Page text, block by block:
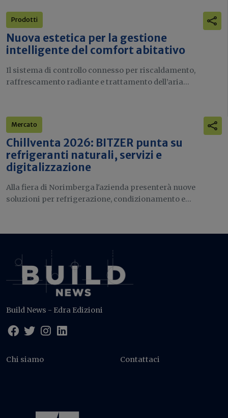
Prodotti
Nuova estetica per la gestione
intelligente del comfort abitativo
Il sistema di controllo connesso per riscaldamento,
raffrescamento radiante e trattamento dell’aria...
Mercato
Chillventa 2026: BITZER punta su
refrigeranti naturali, servizi e
digitalizzazione
Alla fiera di Norimberga l'azienda presenterà nuove
soluzioni per refrigerazione, condizionamento e...
Build News - Edra Edizioni
Chi siamo Contattaci